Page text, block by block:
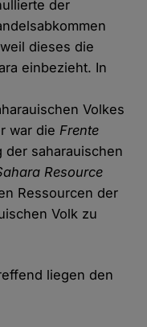
der
dieses die
einbezieht. In
Volkes
war dieFrente
der saharauischen
Resource
Ressourcen der
Volk zu
liegen den